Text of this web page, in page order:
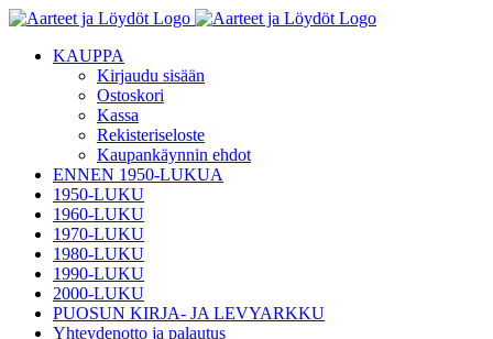
Skip
contentKAUPPA
Kirjaudu sisään
Ostoskori
Kassa
Rekisteriseloste
Kaupankäynnin ehdot
ENNEN 1950-LUKUA
1950-LUKU
1960-LUKU
1970-LUKU
1980-LUKU
1990-LUKU
2000-LUKU
PUOSUN KIRJA- JA LEVYARKKU
Yhteydenotto ja palautus